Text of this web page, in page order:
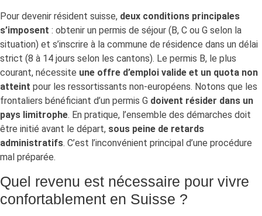
Pour devenir résident suisse, deux conditions principales
s’imposent : obtenir un permis de séjour (B, C ou G selon la
situation) et s’inscrire à la commune de résidence dans un délai
strict (8 à 14 jours selon les cantons). Le permis B, le plus
courant, nécessite une offre d’emploi valide et un quota non
atteint pour les ressortissants non-européens. Notons que les
frontaliers bénéficiant d’un permis G doivent résider dans un
pays limitrophe. En pratique, l’ensemble des démarches doit
être initié avant le départ, sous peine de retards
administratifs. C’est l’inconvénient principal d’une procédure
mal préparée.
Quel revenu est nécessaire pour vivre
confortablement en Suisse ?